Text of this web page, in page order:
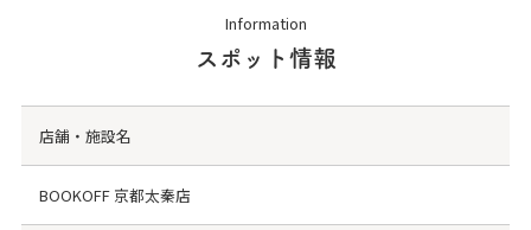
Information
スポット情報
店舗・施設名
BOOKOFF 京都太秦店